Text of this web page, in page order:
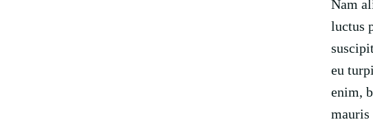
Nam
luctus
eu
enim,
mauris